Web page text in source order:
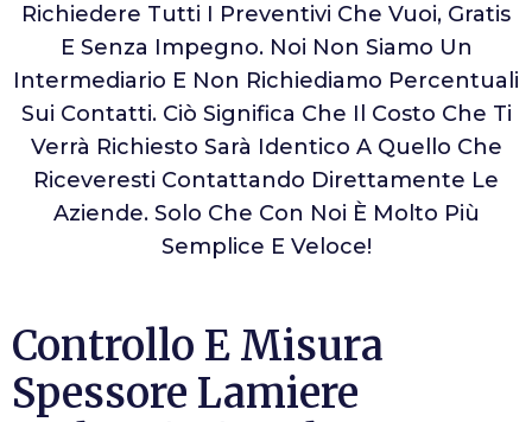
Richiedere Tutti I Preventivi Che Vuoi, Gratis
E Senza Impegno. Noi Non Siamo Un
Intermediario E Non Richiediamo Percentuali
Sui Contatti. Ciò Significa Che Il Costo Che Ti
Verrà Richiesto Sarà Identico A Quello Che
Riceveresti Contattando Direttamente Le
Aziende. Solo Che Con Noi È Molto Più
Semplice E Veloce!
Controllo E Misura
Spessore Lamiere